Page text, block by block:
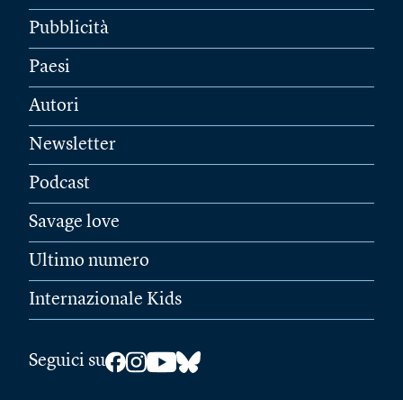
Pubblicità
Paesi
Autori
Newsletter
Podcast
Savage love
Ultimo numero
Internazionale Kids
Seguici su